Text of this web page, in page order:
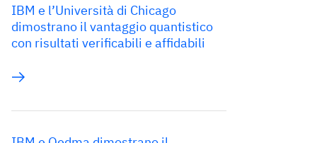
IBM e l’Università di Chicago
dimostrano il vantaggio quantistico
con risultati verificabili e affidabili